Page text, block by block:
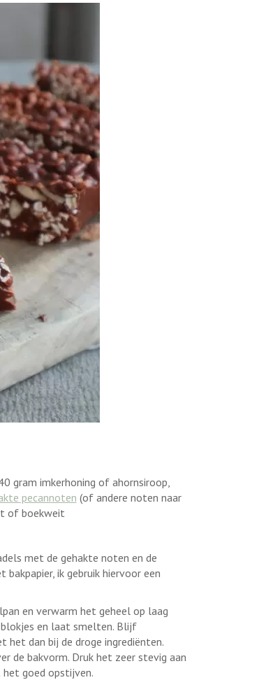
gram imkerhoning of ahornsiroop,
pecannoten (of andere noten naar
of boekweit
met de gehakte noten en de
ik gebruik hiervoor een
en verwarm het geheel op laag
en laat smelten. Blijf
het dan bij de droge ingrediënten.
de bakvorm. Druk het zeer stevig aan
goed opstijven.